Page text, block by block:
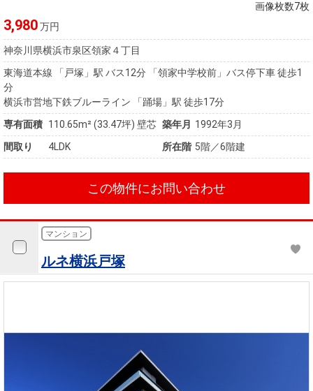
税金の本
（電子ブ
ック）
画像枚数7枚
3,980万円
神奈川県横浜市泉区領家４丁目
東海道本線 「戸塚」駅 バス12分 「領家中学校前」バス停下車 徒歩1
分
横浜市営地下鉄ブルーライン 「踊場」駅 徒歩17分
専有面積 110.65m²(33.47坪) 壁芯 築年月
1992年3月
間取り
4LDK 所在階 5階／6階建
この物件にお問い合わせ
マンション
ルネ横浜戸塚